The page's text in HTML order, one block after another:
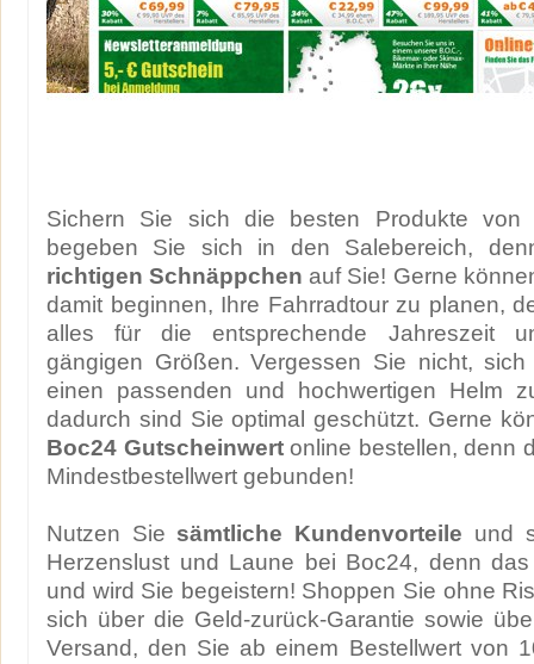
Sichern Sie sich die besten Produkte von
begeben Sie sich in den Salebereich,
richtigen Schnäppchen auf Sie! Gerne
damit beginnen, Ihre Fahrradtour zu planen,
alles für die entsprechende Jahreszeit
gängigen Größen. Vergessen Sie nicht,
einen passenden und hochwertigen Helm
dadurch sind Sie optimal geschützt. Gerne
Boc24 Gutscheinwertonline bestellen, denn
Mindestbestellwert gebunden!
Nutzen Sie sämtliche Kundenvorteile und
Herzenslust und Laune bei Boc24, denn
und wird Sie begeistern! Shoppen Sie ohne
sich über die Geld-zurück-Garantie sowie
Versand, den Sie ab einem Bestellwert von